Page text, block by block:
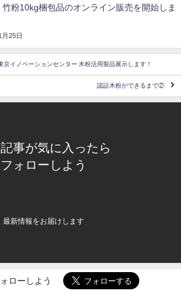
竹粉10kg梱包品のオンライン販売を開始しま
25日
京イノベーションセンター 木粉活用製品展示します！
認証木粉ができるまで②
事が気に入ったら
フォローしよう
最新情報をお届けします
ローしよう